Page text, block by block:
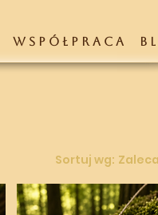
W S P Ó Ł P R A C A B
Sortuj wg: